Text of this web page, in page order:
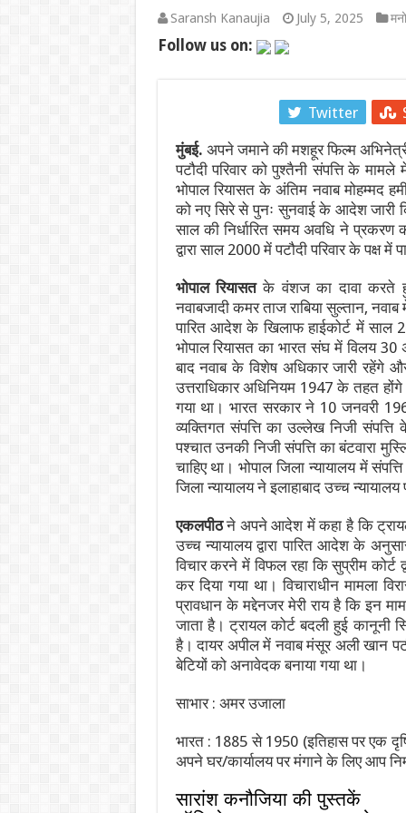
एथेनॉल नीति पर बने फर्जी और डीपफेक वीडियो
JPSC-JSSC प्रदर्शन: सोनम वांगचुक से वीडियो
पाकिस्तान में सियासी भूचाल: शहबाज सरकार
‘गजनी’ और ‘लगान’ फेम अभिनेता प्रदीप
झारखंड में JPSC-JSSC धांधली पर उग्र हुआ
Saransh Kanaujia July 5, 2025
Follow us on:
Twitter
मुंबई. अपने जमाने की मशहूर फिल्म
पटौदी परिवार को पुश्तैनी संपत्ति के
भोपाल रियासत के अंतिम नवाब मोहम्मद
को नए सिरे से पुनः सुनवाई के आदेश
साल की निर्धारित समय अवधि ने
द्वारा साल 2000 में पटौदी परिवार के पक्ष
भोपाल रियासतके वंशज का दावा करते
नवाबजादी कमर ताज राबिया सुल्तान, नवाब
पारित आदेश के खिलाफ हाईकोर्ट में साल
भोपाल रियासत का भारत संघ में विलय
बाद नवाब के विशेष अधिकार जारी रहेंगे
उत्तराधिकार अधिनियम 1947 के तहत
गया था। भारत सरकार ने 10 जनवरी
व्यक्तिगत संपत्ति का उल्लेख निजी
पश्चात उनकी निजी संपत्ति का बंटवारा
चाहिए था। भोपाल जिला न्यायालय में
जिला न्यायालय ने इलाहाबाद उच्च
एकलपीठने अपने आदेश में कहा है कि ट्रायल
उच्च न्यायालय द्वारा पारित आदेश के
विचार करने में विफल रहा कि सुप्रीम कोर्ट
कर दिया गया था। विचाराधीन मामला
प्रावधान के मद्देनजर मेरी राय है कि इन
जाता है। ट्रायल कोर्ट बदली हुई
है। दायर अपील में नवाब मंसूर अली खान
बेटियों को अनावेदक बनाया गया था।
साभार : अमर उजाला
भारत : 1885 से 1950 (इतिहास पर एक
अपने घर/कार्यालय पर मंगाने के लिए आप
सारांश कनौजिया की पुस्तकें